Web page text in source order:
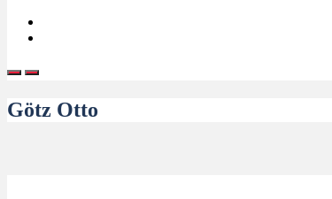
Götz Otto